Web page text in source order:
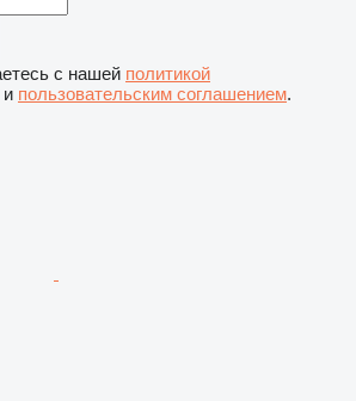
с нашей политикой
и пользовательским соглашением.